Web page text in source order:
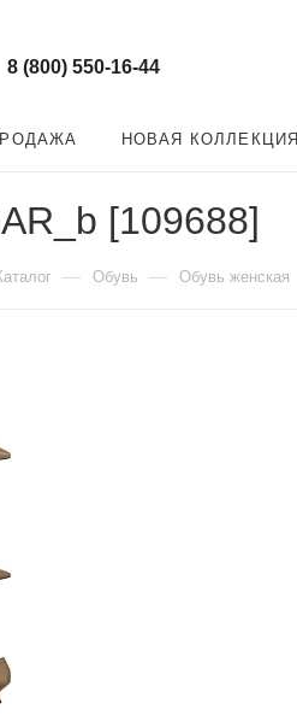
8 (800) 550-16-44
НОВАЯ КОЛЛЕКЦИЯ
[109688]
— Обувь — Обувь женская